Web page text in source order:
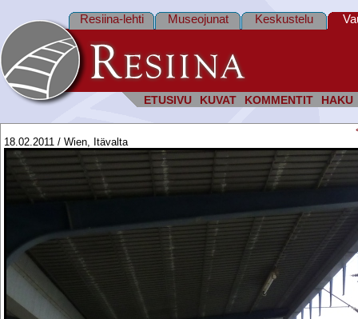
ETUSIVU KUVAT KOMMENTIT HAKU
Resiina-lehti Museojunat Keskustelu
18.02.2011 / Wien, Itävalta